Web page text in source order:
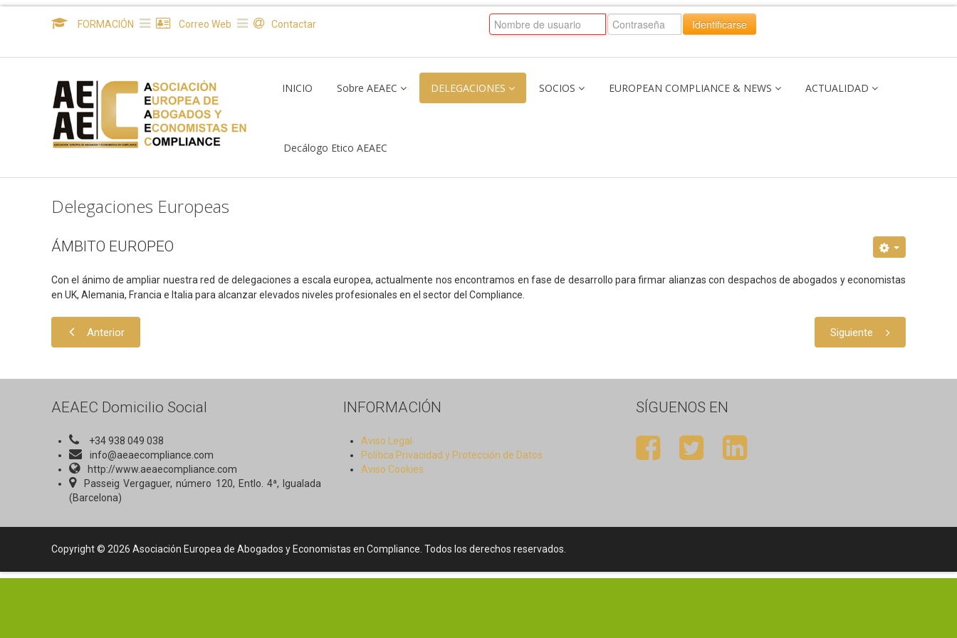
FORMACIÓN Correo Web Contactar Identificarse
INICIO Sobre AEAEC DELEGACIONES SOCIOS EUROPEAN COMPLIANCE & NEWS ACTUALIDAD
Decálogo Etico AEAEC
Delegaciones Europeas
ÁMBITO EUROPEO
Con el ánimo de ampliar nuestra red de delegaciones a escala europea, actualmente nos encontramos en fase de desarrollo para firmar alianzas con despachos de abogados y economistas
en UK, Alemania, Francia e Italia para alcanzar elevados niveles profesionales en el sector del Compliance.
Anterior Siguiente
AEAEC Domicilio Social
+34 938 049 038
info@aeaecompliance.com
http://www.aeaecompliance.com
Passeig Vergaguer, número 120, Entlo. 4ª, Igualada
(Barcelona)
INFORMACIÓN
Aviso Legal
Política Privacidad y Protección de Datos
Aviso Cookies
SÍGUENOS EN
Copyright © 2026 Asociación Europea de Abogados y Economistas en Compliance. Todos los derechos reservados.